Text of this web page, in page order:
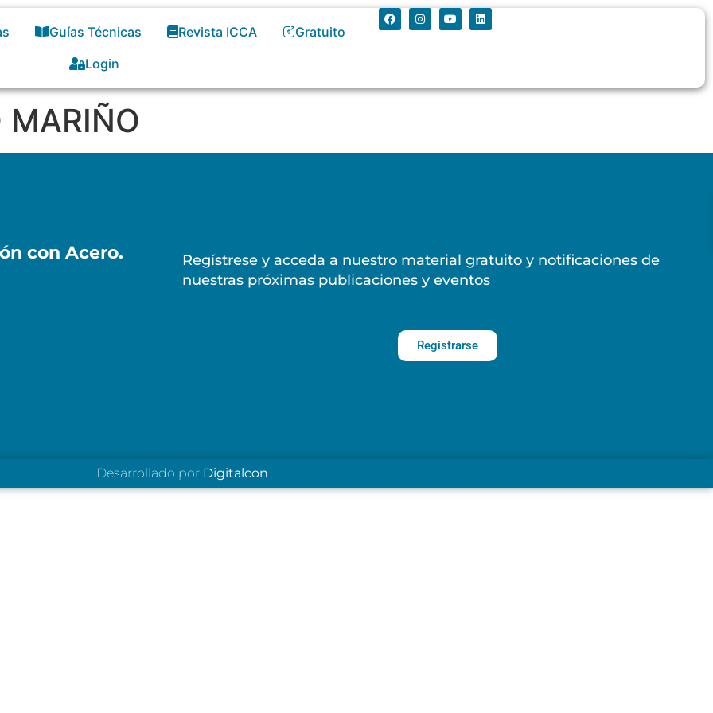
Guías Técnicas Revista ICCA
Gratuito
Login
MARIÑO
con Acero.
Regístrese y acceda a nuestro material gratuito y notificaciones de
nuestras próximas publicaciones y eventos
Registrarse
Desarrollado por Digitalcon